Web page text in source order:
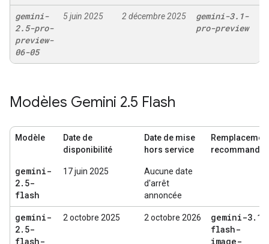
gemini-
2.5-pro-
preview-
06-05
5 juin 2025 2 décembre 2025 gemini-3. 1-
pro-preview
Modèles Gemini 2.5 Flash
Modèle
Date de
disponibilité
Date de mise
hors service
recommandé
gemini-
2. 5-
flash
17 juin 2025
Aucune date
d'arrêt
annoncée
gemini-
2. 5-
flash-
2 octobre 2025 2 octobre 2026 gemini-3. 1-
flash-
image-